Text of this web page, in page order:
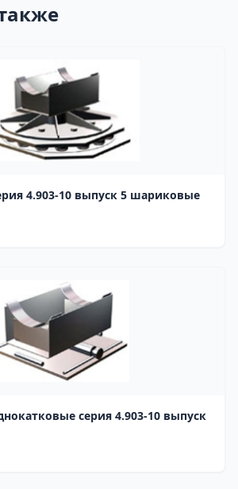
Т21.00 серия 4.903-10 выпуск 5 шариковые